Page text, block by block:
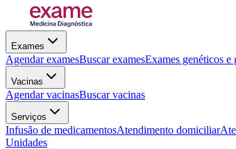
Exames
Agendar examesBuscar examesExames genéticos e
Vacinas
Agendar vacinasBuscar vacinas
Serviços
Infusão de medicamentosAtendimento domiciliar
Unidades